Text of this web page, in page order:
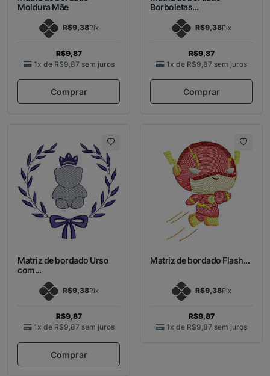
Moldura Mãe
R$9,38Pix
R$9,87
1x de R$9,87 sem juros
Comprar
Borboletas...
R$9,38Pix
R$9,87
1x de R$9,87 sem juros
Comprar
Matriz de bordado Urso
com...
R$9,38Pix
R$9,87
1x de R$9,87 sem juros
Comprar
Matriz de bordado Flash...
R$9,38Pix
R$9,87
1x de R$9,87 sem juros